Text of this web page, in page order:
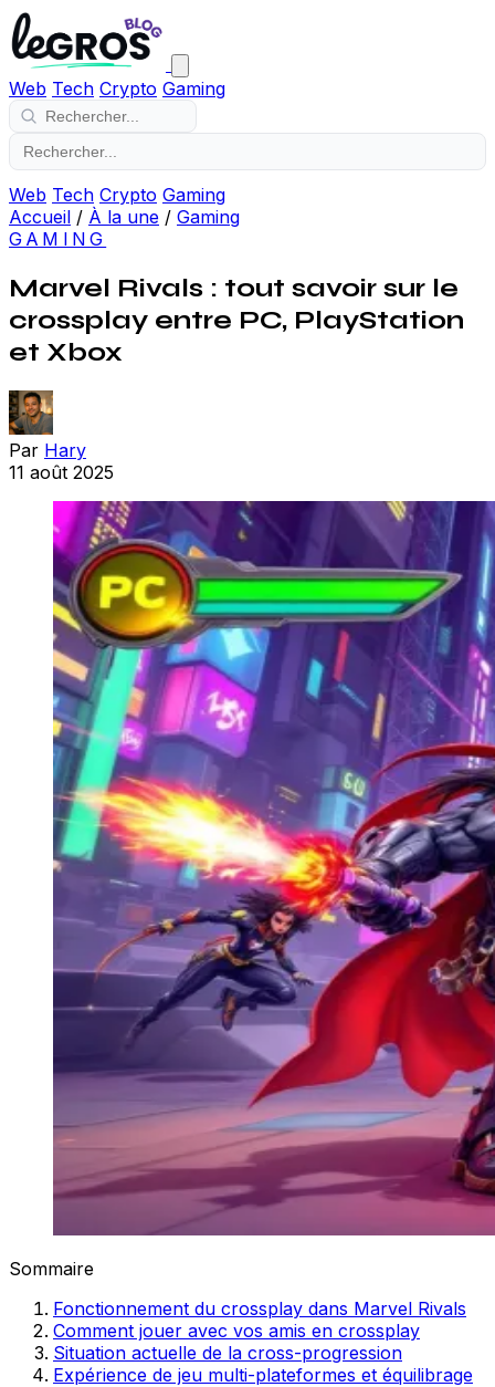
Web Tech Crypto Gaming
Web Tech Crypto Gaming
Accueil / À la une / Gaming
GAMING
Marvel Rivals : tout savoir sur le
crossplay entre PC, PlayStation
et Xbox
Par Hary
11 août 2025
Sommaire
Fonctionnement du crossplay dans Marvel Rivals
Comment jouer avec vos amis en crossplay
Situation actuelle de la cross-progression
Expérience de jeu multi-plateformes et équilibrage